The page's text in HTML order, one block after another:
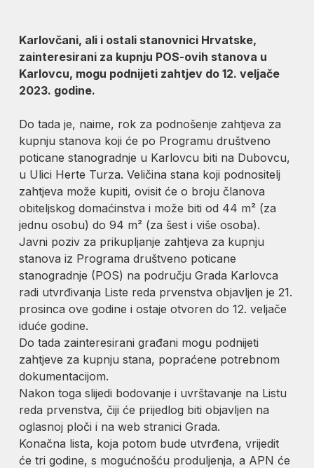
Karlovčani, ali i ostali stanovnici Hrvatske,
zainteresirani za kupnju POS-ovih stanova u
Karlovcu, mogu podnijeti zahtjev do 12. veljače
2023. godine.
Do tada je, naime, rok za podnošenje zahtjeva za
kupnju stanova koji će po Programu društveno
poticane stanogradnje u Karlovcu biti na Dubovcu,
u Ulici Herte Turza. Veličina stana koji podnositelj
zahtjeva može kupiti, ovisit će o broju članova
obiteljskog domaćinstva i može biti od 44 m² (za
jednu osobu) do 94 m² (za šest i više osoba).
Javni poziv za prikupljanje zahtjeva za kupnju
stanova iz Programa društveno poticane
stanogradnje (POS) na području Grada Karlovca
radi utvrđivanja Liste reda prvenstva objavljen je 21.
prosinca ove godine i ostaje otvoren do 12. veljače
iduće godine.
Do tada zainteresirani građani mogu podnijeti
zahtjeve za kupnju stana, popraćene potrebnom
dokumentacijom.
Nakon toga slijedi bodovanje i uvrštavanje na Listu
reda prvenstva, čiji će prijedlog biti objavljen na
oglasnoj ploči i na web stranici Grada.
Konačna lista, koja potom bude utvrđena, vrijedit
će tri godine, s mogućnošću produljenja, a APN će